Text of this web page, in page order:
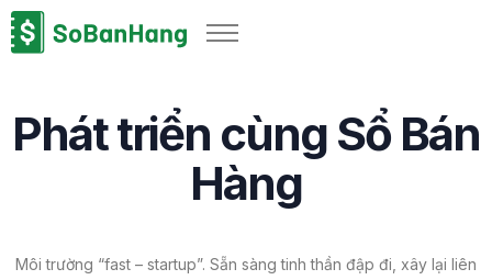
Sản phẩm
Bảng giá
Về chúng tôi
Phát triển cùng Sổ Bán
Hàng
Môi trường “fast – startup”. Sẵn sàng tinh thần đập đi, xây lại liên